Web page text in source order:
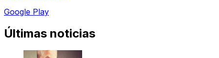
Google Play
Últimas noticias